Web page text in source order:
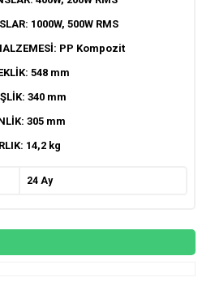
1000W, 500W RMS
PP Kompozit
548 mm
340 mm
305 mm
14,2 kg
24 Ay